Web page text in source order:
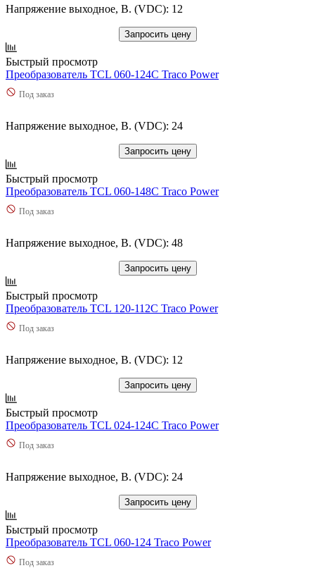
Напряжение выходное, В. (VDC): 12
Запросить цену
Быстрый просмотр
Преобразователь TCL 060-124C Traco Power
Под заказ
Напряжение выходное, В. (VDC): 24
Запросить цену
Быстрый просмотр
Преобразователь TCL 060-148C Traco Power
Под заказ
Напряжение выходное, В. (VDC): 48
Запросить цену
Быстрый просмотр
Преобразователь TCL 120-112C Traco Power
Под заказ
Напряжение выходное, В. (VDC): 12
Запросить цену
Быстрый просмотр
Преобразователь TCL 024-124C Traco Power
Под заказ
Напряжение выходное, В. (VDC): 24
Запросить цену
Быстрый просмотр
Преобразователь TCL 060-124 Traco Power
Под заказ